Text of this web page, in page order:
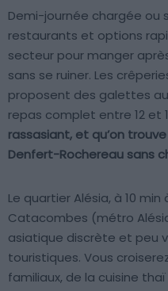
Demi-journée chargée ou
restaurants et options
secteur pour manger
sans se ruiner. Les
proposent des galettes
repas complet entre 12 et
rassasiant, et qu’on
Denfert-Rochereau sans
Le quartier Alésia, à 10
Catacombes (métro
asiatique discrète et peu
touristiques. Vous
familiaux, de la cuisine